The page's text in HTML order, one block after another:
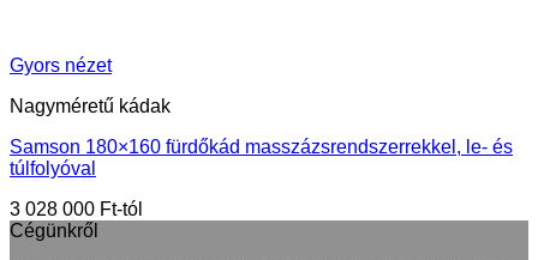
Gyors nézet
Nagyméretű kádak
Samson 180×160 fürdőkád masszázsrendszerrekkel, le- és
túlfolyóval
3 028 000 Ft
Cégünkről